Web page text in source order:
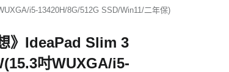
i5-13420H/8G/512G SSD/Win11/二年保)
》IdeaPad Slim 3
吋WUXGA/i5-